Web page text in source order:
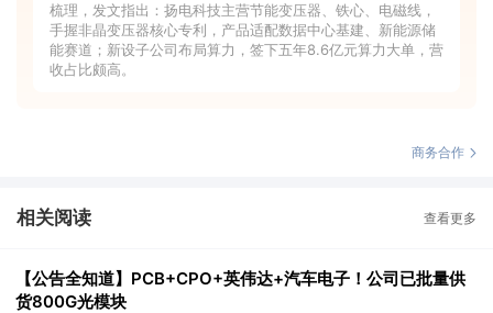
梳理，发文指出：扬电科技主营节能变压器、铁心、电磁线，
手握非晶变压器核心专利，产品适配数据中心基建、新能源储
能赛道；新设子公司布局算力，签下五年8.6亿元算力大单，营
收占比颇高。
商务合作
相关阅读 查看更多
【公告全知道】PCB+CPO+英伟达+汽车电子！公司已批量供
货800G光模块